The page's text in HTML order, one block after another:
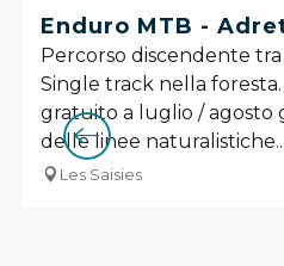
Enduro MTB -
Percorso discendente tra
Single track nella
gratuito a luglio / agosto
delle linee naturalistiche...
Les Saisies